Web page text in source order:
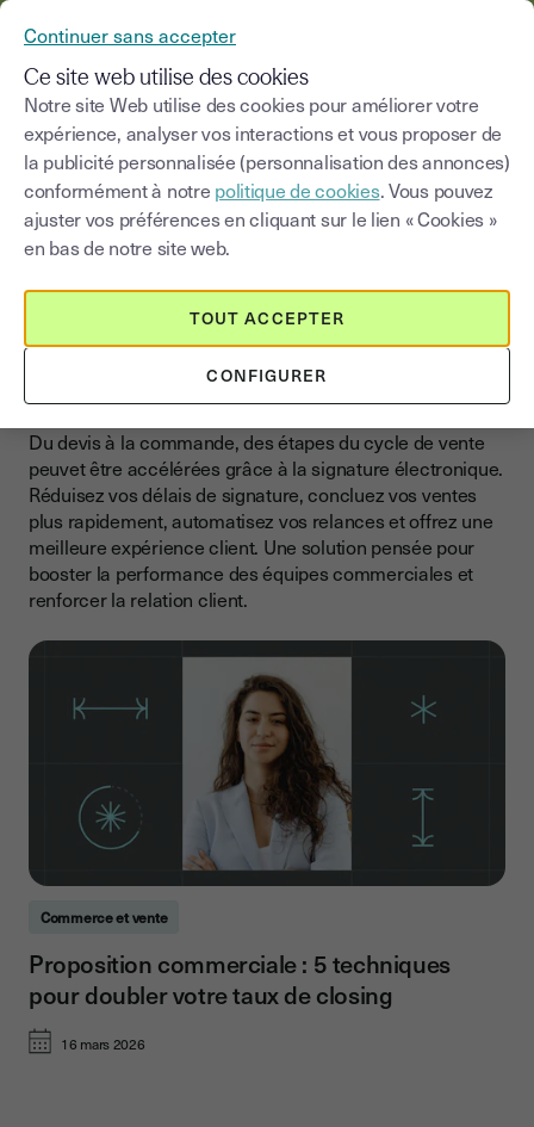
Blog|Secteurs d'activités>Commerce et vente
Choisir une catégorie Saisissez un terme
Accélérez vos ventes et
fluidifiez vos échanges
commerciaux
Du devis à la commande, des étapes du cycle de vente
peuvet être accélérées grâce à la signature électronique.
Réduisez vos délais de signature, concluez vos ventes
plus rapidement, automatisez vos relances et offrez une
meilleure expérience client. Une solution pensée pour
booster la performance des équipes commerciales et
renforcer la relation client.
Commerce et vente
16 mars 2026
Proposition commerciale : 5 techniques
pour doubler votre taux de closing
Continuer sans accepter
Ce site web utilise des cookies
Notre site Web utilise des cookies pour améliorer votre
expérience, analyser vos interactions et vous proposer de
la publicité personnalisée (personnalisation des annonces)
conformément à notre politique de cookies. Vous pouvez
ajuster vos préférences en cliquant sur le lien « Cookies »
en bas de notre site web.
CONFIGURER
TOUT ACCEPTER